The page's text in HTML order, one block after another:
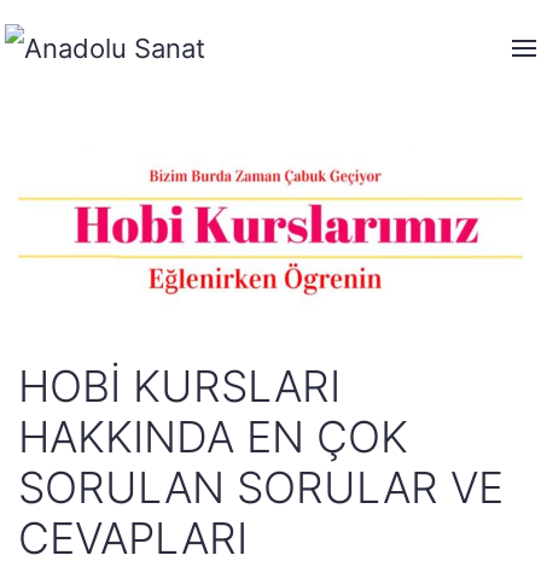
HOBI KURSLARI
HAKKINDA EN ÇOK
SORULAN SORULAR VE
CEVAPLARI